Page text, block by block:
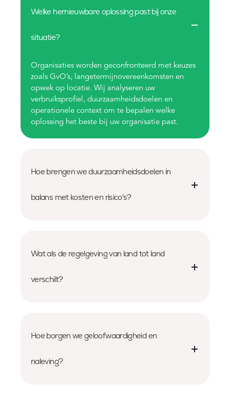
Welke hernieuwbare oplossing past bij onze
situatie?
Organisaties worden geconfronteerd met keuzes
zoals GvO’s, langetermijnovereenkomsten en
opwek op locatie. Wij analyseren uw
verbruiksprofiel, duurzaamheidsdoelen en
operationele context om te bepalen welke
oplossing het beste bij uw organisatie past.
Hoe brengen we duurzaamheidsdoelen in
balans met kosten en risico's?
Wat als de regelgeving van land tot land
verschilt?
Hoe borgen we geloofwaardigheid en
naleving?